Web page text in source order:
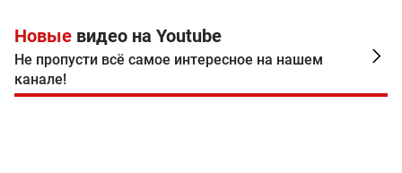
Новые видео на Youtube
Не пропусти всё самое интересное на нашем
канале!